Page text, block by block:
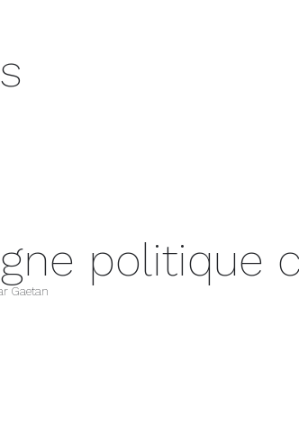
politique
Gaetan